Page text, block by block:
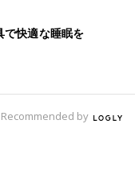
で快適な睡眠を
Recommended by